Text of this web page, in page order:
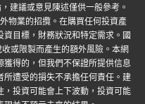
建議或意見陳述僅供一般參考。
物業的招攬。在購買任何投資產
目標，財務狀況和特定需求。國
或限製而產生的額外風險。本網
得的，但我們不保證所提供信息
遭受的損失不承擔任何責任。建
投資可能會上下波動，投資可能